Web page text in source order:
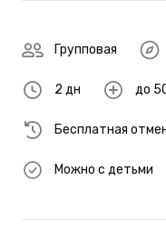
Групповая
2 дн до
Бесплатная
Можно с детьми